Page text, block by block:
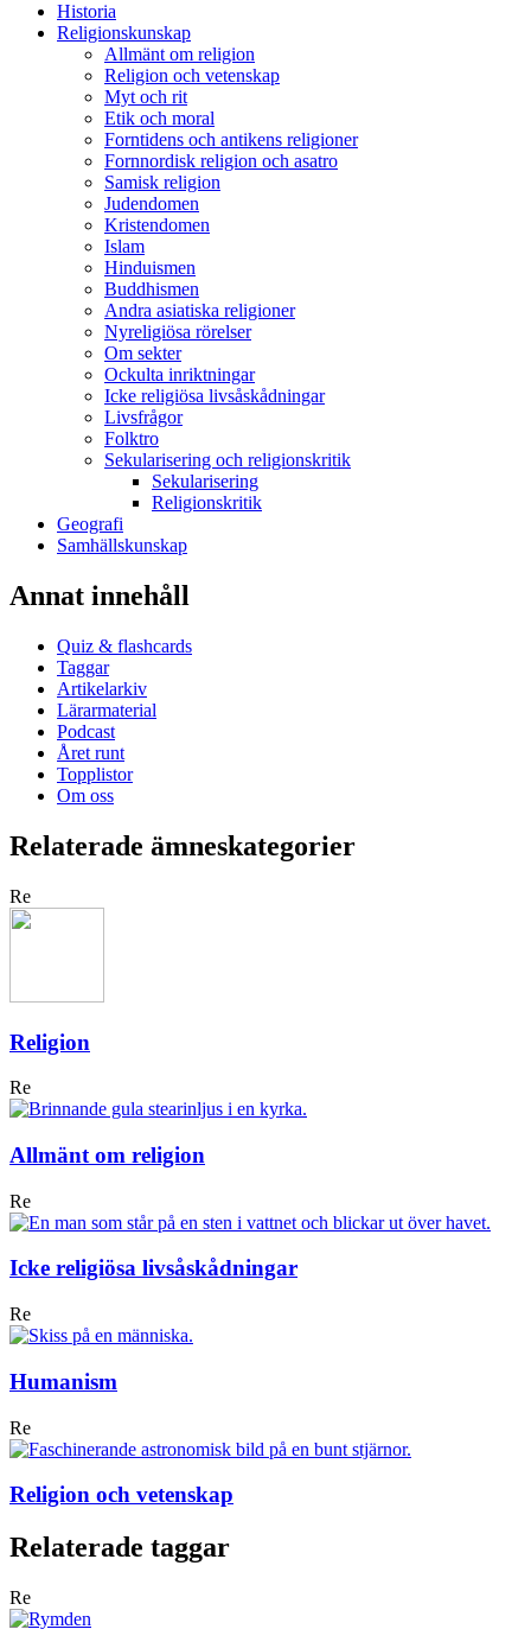
Historia
Religionskunskap
Allmänt om religion
Religion och vetenskap
Myt och rit
Etik och moral
Forntidens och antikens religioner
Fornnordisk religion och asatro
Samisk religion
Judendomen
Kristendomen
Islam
Hinduismen
Buddhismen
Andra asiatiska religioner
Nyreligiösa rörelser
Om sekter
Ockulta inriktningar
Icke religiösa livsåskådningar
Livsfrågor
Folktro
Sekularisering och religionskritik
Sekularisering
Religionskritik
Geografi
Samhällskunskap
Annat innehåll
Quiz & flashcards
Taggar
Artikelarkiv
Lärarmaterial
Podcast
Året runt
Topplistor
Om oss
Relaterade ämneskategorier
Re
Religion
Re
Allmänt om religion
Re
Icke religiösa livsåskådningar
Re
Humanism
Re
Religion och vetenskap
Relaterade taggar
Re